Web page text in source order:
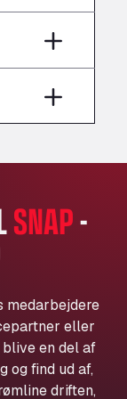
23210
SNAP-
medarbejdere
eller
en del af
og find ud af,
driften,